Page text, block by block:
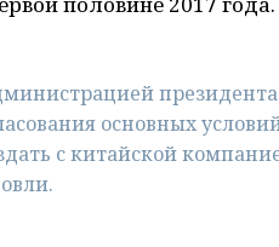
основных
с китайской